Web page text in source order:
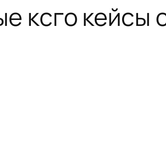
ксго кейсы